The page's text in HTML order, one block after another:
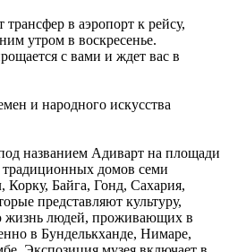
в аэропорт к рейсу,
утром в воскресенье.
с вами и ждет вас в
и народного искусства
названием Адиварт на площади
традиционных домов семи
Байга, Гонд, Сахария,
представляют культуру,
жизнь людей, проживающих в
в Бунделькханде, Нимаре,